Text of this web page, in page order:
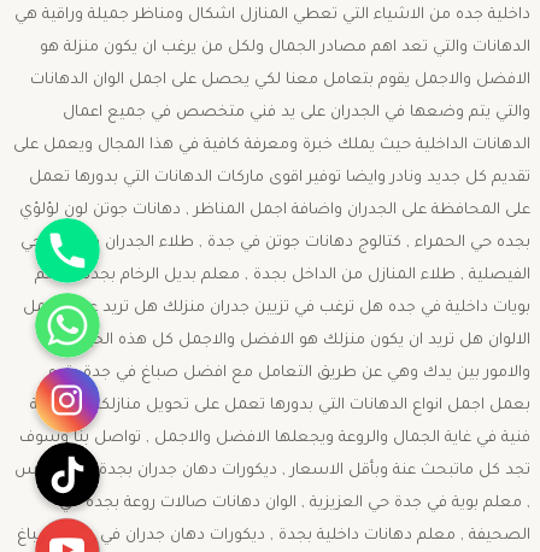
داخلية جده من الاشياء التي تعطي المنازل اشكال ومناظر جميلة وراقية هي
الدهانات والتي تعد اهم مصادر الجمال ولكل من يرغب ان يكون منزلة هو
الافضل والاجمل يقوم بتعامل معنا لكي يحصل على اجمل الوان الدهانات
والتي يتم وضعها في الجدران على يد فني متخصص في جميع اعمال
الدهانات الداخلية حيث يملك خبرة ومعرفة كافية في هذا المجال ويعمل على
تقديم كل جديد ونادر وايضا توفير اقوى ماركات الدهانات التي بدورها تعمل
على المحافظة على الجدران واضافة اجمل المناظر , دهانات جوتن لون لؤلؤي
بجده حي الحمراء , كتالوج دهانات جوتن في جدة , طلاء الجدران في جدة حي
الفيصلية , طلاء المنازل من الداخل بجدة , معلم بديل الرخام بجدة. معلم
بويات داخلية في جده هل ترغب في تزيين جدران منزلك هل تريد عمل اجمل
الالوان هل تريد ان يكون منزلك هو الافضل والاجمل كل هذه الخيارات
والامور بين يدك وهي عن طريق التعامل مع افضل صباغ في جدة يقوم
بعمل اجمل انواع الدهانات التي بدورها تعمل على تحويل منازلكم الى لوحة
فنية في غاية الجمال والروعة ويجعلها الافضل والاجمل , تواصل بنا وسوف
تجد كل ماتبحث عنة وبأقل الاسعار , ديكورات دهان جدران بجدة حي الرويس
, معلم بوية في جدة حي العزيزية , الوان دهانات صالات روعة بجدة حي
الصحيفة , معلم دهانات داخلية بجدة , ديكورات دهان جدران في جدة , صباغ
جوال
واتساب
انستقرام
تيك توك
يوتيوب